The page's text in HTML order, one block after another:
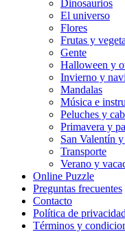
Frutas y vegetales
Halloween y otoño
Invierno y navidad
Mandalas
Música e instrumentos musicales
Dinosaurios
El universo
Flores
Frutas y
Gente
Halloween y
Invierno y
Mandalas
Música e
Peluches y
Primavera y
San Valentín
Transporte
Verano y
Online Puzzle
Preguntas frecuentes
Contacto
Política de
Términos y